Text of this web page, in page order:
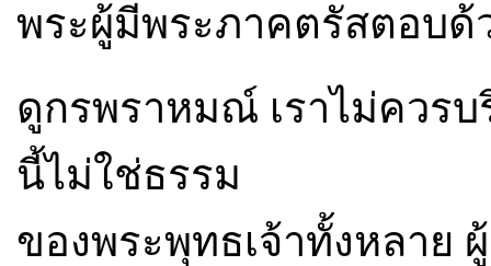
พระผู้มีพระภาคตรัสตอบด้
ดูกรพราหมณ์ เราไม่ควร
นี้ไม่ใช่ธรรม
ของพระพุทธเจ้าทั้งหลาย